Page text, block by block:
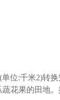
单位:千米2)
花果的田地。